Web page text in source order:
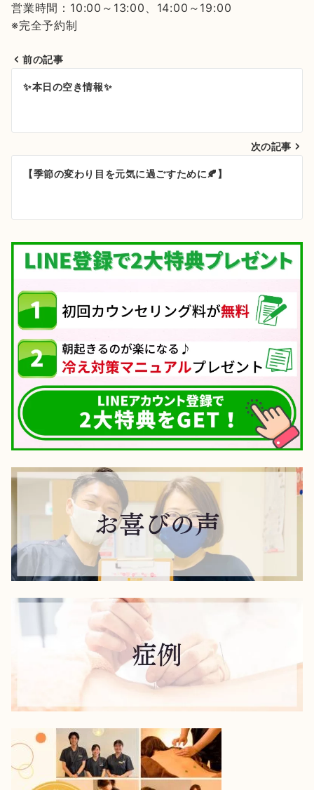
営業時間：10:00～13:00、14:00～19:00
※完全予約制
投
ビ
シ
ョ
ン
前の記事
✨本日の空き情報✨
次の記事
【季節の変わり目を元気に過ごすために🍂】